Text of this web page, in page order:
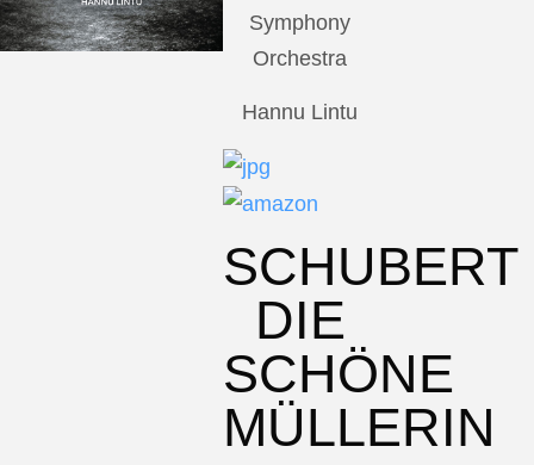
Symphony
Orchestra
Hannu Lintu
SCHUBERT
DIE
SCHÖNE
MÜLLERIN